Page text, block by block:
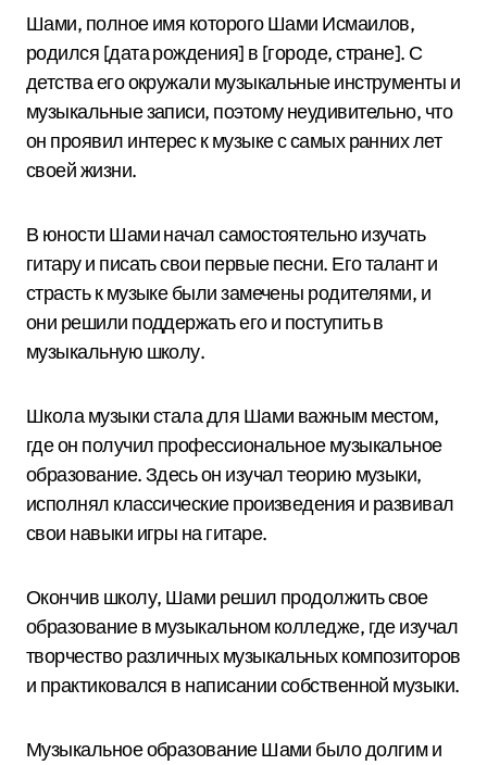
Шами, полное имя которого Шами Исмаилов,
родился [дата рождения] в [городе, стране]. С
детства его окружали музыкальные инструменты и
музыкальные записи, поэтому неудивительно, что
он проявил интерес к музыке с самых ранних лет
своей жизни.
В юности Шами начал самостоятельно изучать
гитару и писать свои первые песни. Его талант и
страсть к музыке были замечены родителями, и
они решили поддержать его и поступить в
музыкальную школу.
Школа музыки стала для Шами важным местом,
где он получил профессиональное музыкальное
образование. Здесь он изучал теорию музыки,
исполнял классические произведения и развивал
свои навыки игры на гитаре.
Окончив школу, Шами решил продолжить свое
образование в музыкальном колледже, где изучал
творчество различных музыкальных композиторов
и практиковался в написании собственной музыки.
Музыкальное образование Шами было долгим и